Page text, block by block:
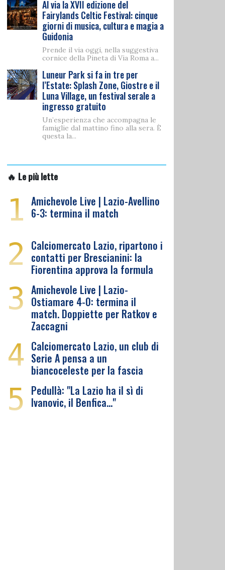
Al via la XVII edizione del
Fairylands Celtic Festival: cinque
giorni di musica, cultura e magia a
Guidonia
Prende il via oggi, nella suggestiva
cornice della Pineta di Via Roma a...
Luneur Park si fa in tre per
l’Estate: Splash Zone, Giostre e il
Luna Village, un festival serale a
ingresso gratuito
Un’esperienza che accompagna le
famiglie dal mattino fino alla sera. È
questa la...
🔥 Le più lette
1 Amichevole Live | Lazio-Avellino
6-3: termina il match
2 Calciomercato Lazio, ripartono i
contatti per Brescianini: la
Fiorentina approva la formula
3 Amichevole Live | Lazio-
Ostiamare 4-0: termina il
match. Doppiette per Ratkov e
Zaccagni
4 Calciomercato Lazio, un club di
Serie A pensa a un
biancoceleste per la fascia
5 Pedullà: "La Lazio ha il sì di
Ivanovic, il Benfica…"